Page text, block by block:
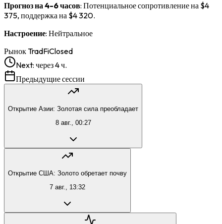
Прогноз на 4-6 часов: Потенциальное сопротивление на $4
375, поддержка на $4 320.
Настроение: Нейтральное
Рынок TradFiClosed
Next: через 4 ч.
Предыдущие сессии
Открытие Азии: Золотая сила преобладает
8 авг., 00:27
Открытие США: Золото обретает почву
7 авг., 13:32